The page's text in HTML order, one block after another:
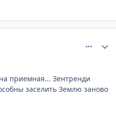
приемная... Зентренди
заселить Землю заново